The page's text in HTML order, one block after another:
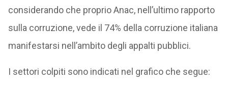
considerando che proprio Anac, nell’ultimo rapporto
sulla corruzione, vede il 74% della corruzione italiana
manifestarsi nell’ambito degli appalti pubblici.
I settori colpiti sono indicati nel grafico che segue: